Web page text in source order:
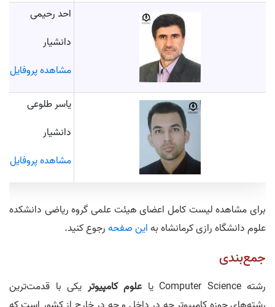
احد رحیمی
دانشیار
مشاهده پروفایل
یاسر طلوعی
دانشیار
مشاهده پروفایل
برای مشاهده لیست کامل اعضای هیئت علمی گروه ریاضی دانشکده
علوم دانشگاه رازی کرمانشاه بهاین صفحهرجوع کنید.
جمع‌بندی
رشته Computer Science یا علوم کامپیوتر یکی با قدمت‌ترین